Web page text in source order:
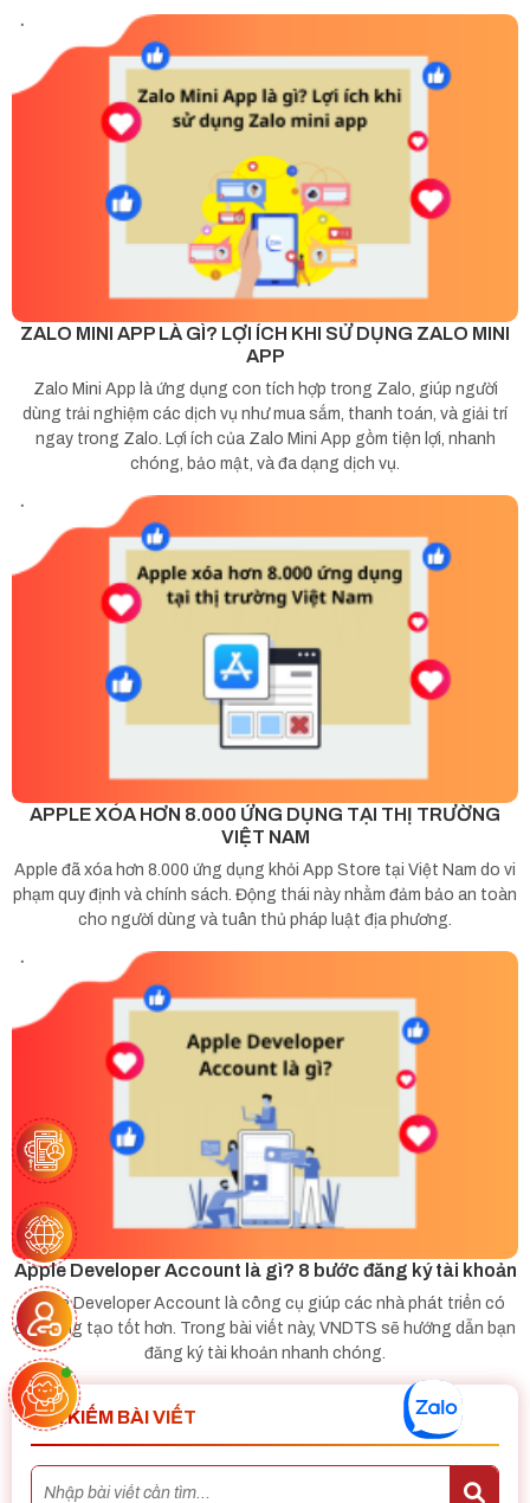
ZALO MINI APP LÀ GÌ? LỢI ÍCH KHI SỬ DỤNG ZALO MINI
APP
Zalo Mini App là ứng dụng con tích hợp trong Zalo, giúp người
dùng trải nghiệm các dịch vụ như mua sắm, thanh toán, và giải trí
ngay trong Zalo. Lợi ích của Zalo Mini App gồm tiện lợi, nhanh
chóng, bảo mật, và đa dạng dịch vụ.
APPLE XÓA HƠN 8.000 ỨNG DỤNG TẠI THỊ TRƯỜNG
VIỆT NAM
Apple đã xóa hơn 8.000 ứng dụng khỏi App Store tại Việt Nam do vi
phạm quy định và chính sách. Động thái này nhằm đảm bảo an toàn
cho người dùng và tuân thủ pháp luật địa phương.
Apple Developer Account là gì? 8 bước đăng ký tài khoản
Apple Developer Account là công cụ giúp các nhà phát triển có
đất sáng tạo tốt hơn. Trong bài viết này, VNDTS sẽ hướng dẫn bạn
đăng ký tài khoản nhanh chóng.
TÌM KIẾM BÀI VIẾT
DỰ TOÁN CHI PHÍ APP MOBILE